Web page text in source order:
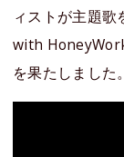
ィストが主題歌
with
を果たしました。